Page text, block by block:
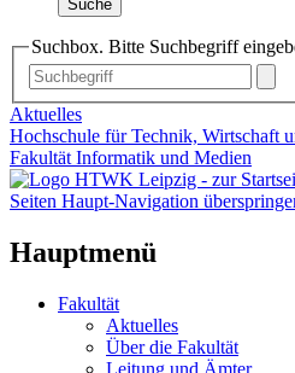
Suche
Suchbox. Bitte Suchbegriff
Aktuelles
Hochschule für Technik, Wirtschaft
Fakultät Informatik und Medien
Seiten Haupt-Navigation
Hauptmenü
Fakultät
Aktuelles
Über die Fakultät
Leitung und Ämter